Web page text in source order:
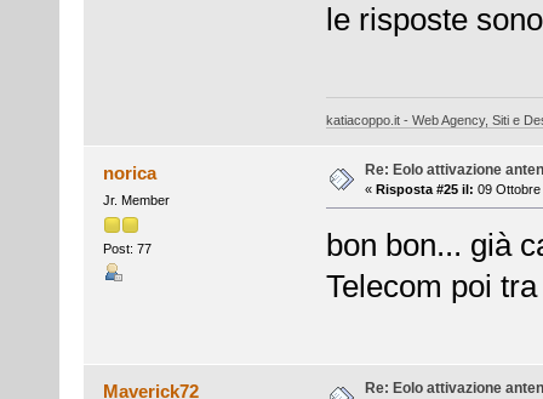
le risposte
katiacoppo.it - Web Agency, Siti e
norica
Jr. Member
Post: 77
Re: Eolo attivazione
« Risposta #25 il: 09
bon bon... già
Telecom poi
Maverick72 Re: Eolo attivazione